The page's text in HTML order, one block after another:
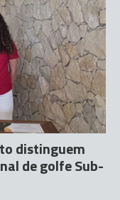
distinguem
de golfe Sub-